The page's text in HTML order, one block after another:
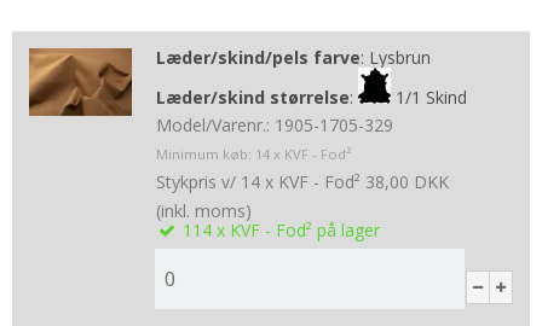
Læder/skind/pels farve: Lysbrun
Læder/skind størrelse:
1/1 Skind
Model/Varenr.: 1905-1705-329
Minimum køb: 14 x KVF - Fod²
Stykpris v/ 14 x KVF - Fod² 38,00 DKK
(inkl. moms)
114 x KVF - Fod² på lager